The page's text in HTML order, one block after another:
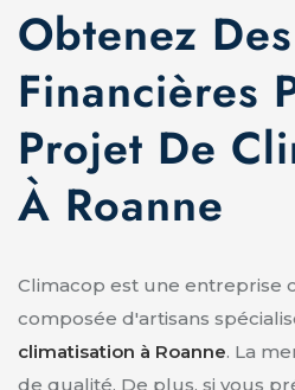
Obtenez
Financières
Projet De
À Roanne
Climacop est une entreprise
composée d'artisans
climatisation à Roanne. La
de qualité. De plus, si vous